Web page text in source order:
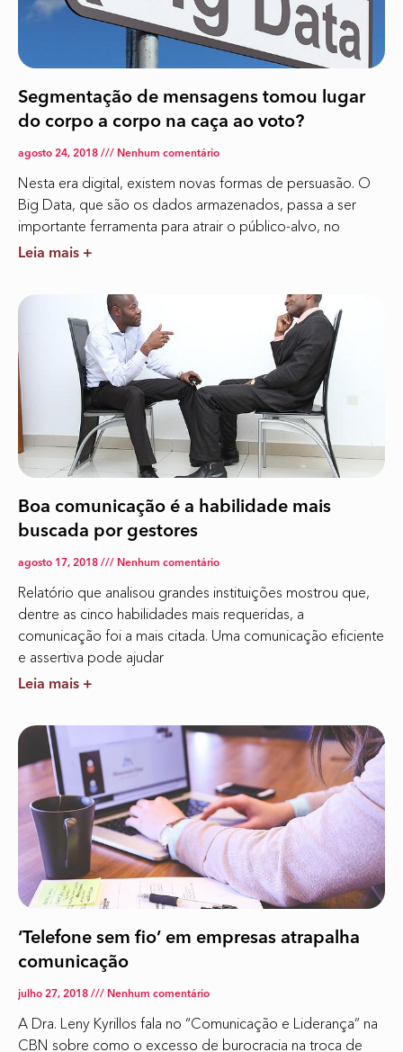
Segmentação de mensagens tomou lugar
do corpo a corpo na caça ao voto?
agosto 24, 2018 Nenhum comentário
Nesta era digital, existem novas formas de persuasão. O
Big Data, que são os dados armazenados, passa a ser
importante ferramenta para atrair o público-alvo, no
Leia mais +
Boa comunicação é a habilidade mais
buscada por gestores
agosto 17, 2018 Nenhum comentário
Relatório que analisou grandes instituições mostrou que,
dentre as cinco habilidades mais requeridas, a
comunicação foi a mais citada. Uma comunicação eficiente
e assertiva pode ajudar
Leia mais +
‘Telefone sem fio’ em empresas atrapalha
comunicação
julho 27, 2018 Nenhum comentário
A Dra. Leny Kyrillos fala no “Comunicação e Liderança” na
CBN sobre como o excesso de burocracia na troca de